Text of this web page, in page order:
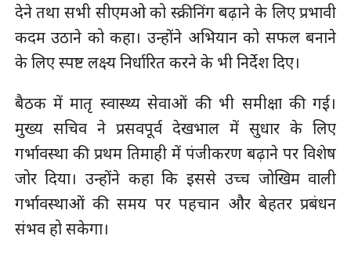
देने तथा सभी सीएमओ को स्क्रीनिंग बढ़ाने के लिए प्रभावी
कदम उठाने को कहा। उन्होंने अभियान को सफल बनाने
के लिए स्पष्ट लक्ष्य निर्धारित करने के भी निर्देश दिए।
बैठक में मातृ स्वास्थ्य सेवाओं की भी समीक्षा की गई।
मुख्य सचिव ने प्रसवपूर्व देखभाल में सुधार के लिए
गर्भावस्था की प्रथम तिमाही में पंजीकरण बढ़ाने पर विशेष
जोर दिया। उन्होंने कहा कि इससे उच्च जोखिम वाली
गर्भावस्थाओं की समय पर पहचान और बेहतर प्रबंधन
संभव हो सकेगा।